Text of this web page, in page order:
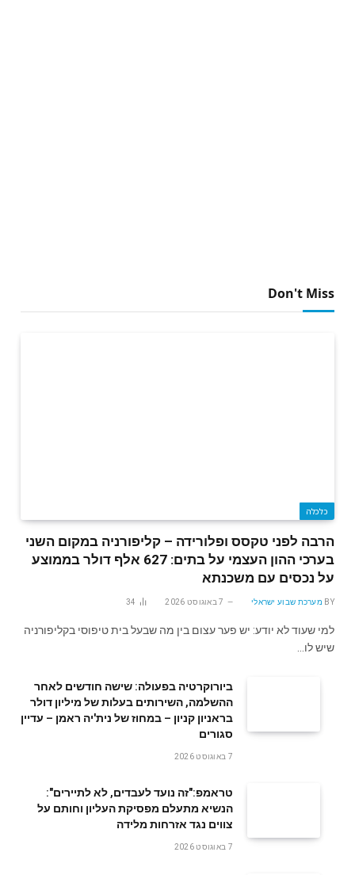
Don't Miss
כלכלה
הרבה לפני טקסס ופלורידה – קליפורניה במקום השני
בערכי ההון העצמי על בתים: 627 אלף דולר בממוצע
על נכסים עם משכנתא
BY מערכת שבוע ישראלי 7 באוגוסט 2026 34
למי שעוד לא יודע: יש פער עצום בין מה שבעל בית טיפוסי בקליפורניה
שיש לו…
ביורוקרטיה בפעולה: שישה חודשים לאחר
ההשלמה, השירותים בעלות של מיליון דולר
בראניון קניון – במחוז של נית'יה ראמן – עדיין
סגורים
7 באוגוסט 2026
טראמפ:"זה נועד לעבדים, לא לתיירים":
הנשיא מתעלם מפסיקת העליון וחותם על
צווים נגד אזרחות מלידה
7 באוגוסט 2026